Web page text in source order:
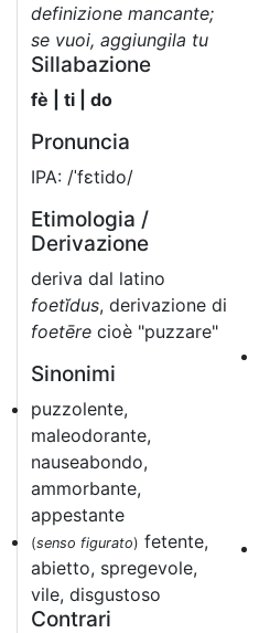
definizione mancante;
se vuoi, aggiungila tu
Sillabazione
fè | ti | do
Pronuncia
IPA: /ˈfɛtido/
Etimologia /
Derivazione
deriva dal latino
foetĭdus, derivazione di
foetēre cioè "puzzare"
Sinonimi
puzzolente,
maleodorante,
nauseabondo,
ammorbante,
appestante
(senso figurato) fetente,
abietto, spregevole,
vile, disgustoso
Contrari